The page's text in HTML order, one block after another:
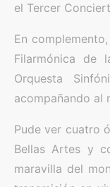
el Tercer
En
Filarmónica
Orquesta
acompañando al
Pude ver cuatro
Bellas Artes y
maravilla del